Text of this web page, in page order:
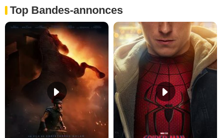
Top Bandes-annonces